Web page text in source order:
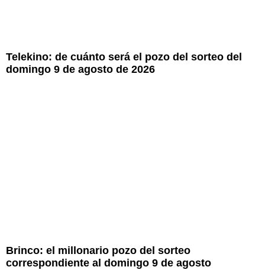
Telekino: de cuánto será el pozo del sorteo del
domingo 9 de agosto de 2026
Brinco: el millonario pozo del sorteo
correspondiente al domingo 9 de agosto